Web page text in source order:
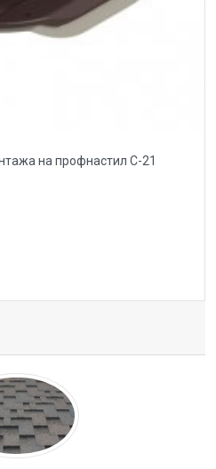
на профнастил С-21